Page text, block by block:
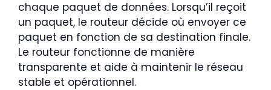
chaque paquet de données. Lorsqu’il reçoit
un paquet, le routeur décide où envoyer ce
paquet en fonction de sa destination finale.
Le routeur fonctionne de manière
transparente et aide à maintenir le réseau
stable et opérationnel.